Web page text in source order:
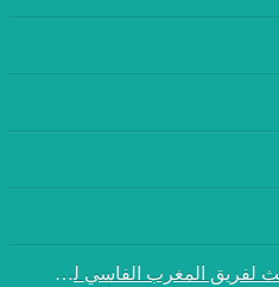
في الجمع العام الثالث لفريق المغرب الفاسي لكرة القدم: